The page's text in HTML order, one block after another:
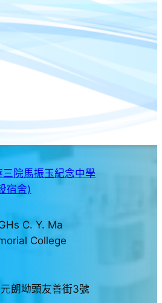
三院馬振玉紀念中學
宿舍)
C. Y. Ma
College
朗坳頭友善街3號